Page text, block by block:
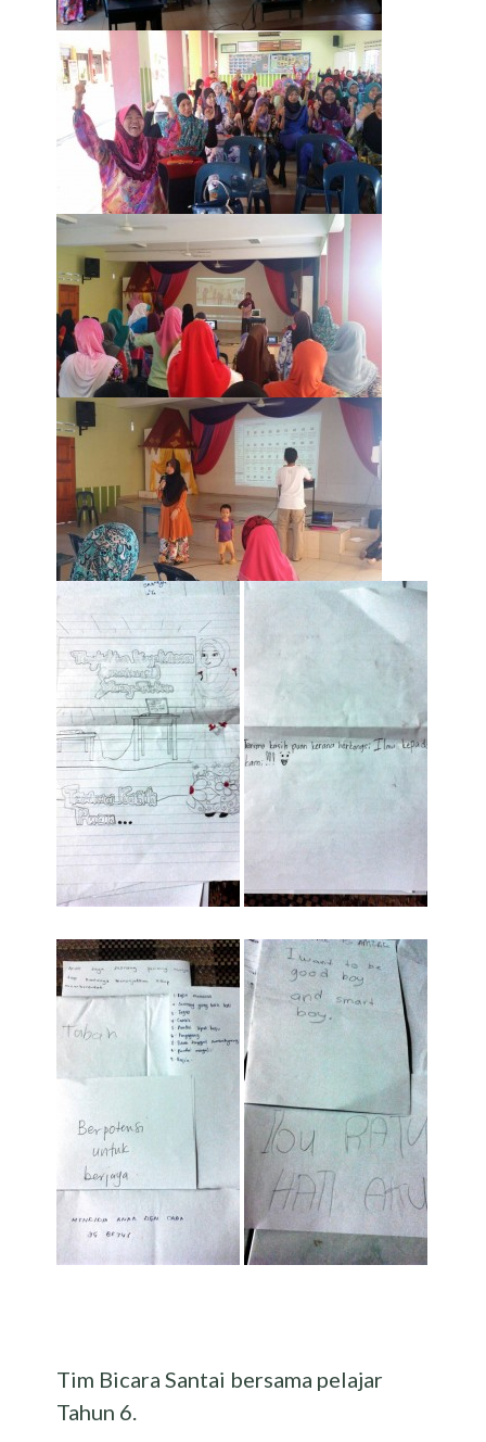
Tim Bicara Santai bersama pelajar
Tahun 6.